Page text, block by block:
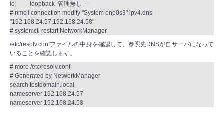
lo loopback 管理無し --
# nmcli connection modify "System enp0s3" ipv4.dns
"192.168.24.57,192.168.24.58"
# systemctl restart NetworkManager
/etc/resolv.confファイルの中身を確認して、参照先DNSが自サーバになって
いることを確認します。
# more /etc/resolv.conf
# Generated by NetworkManager
search testdomain.local
nameserver 192.168.24.57
nameserver 192.168.24.58